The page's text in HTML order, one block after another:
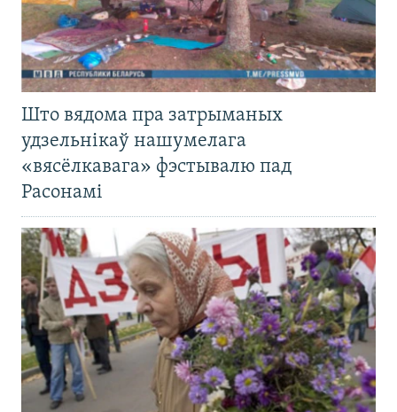
Што вядома пра затрыманых
удзельнікаў нашумелага
«вясёлкавага» фэстывалю пад
Расонамі